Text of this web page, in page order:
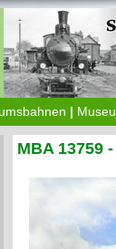
|
MBA 13759